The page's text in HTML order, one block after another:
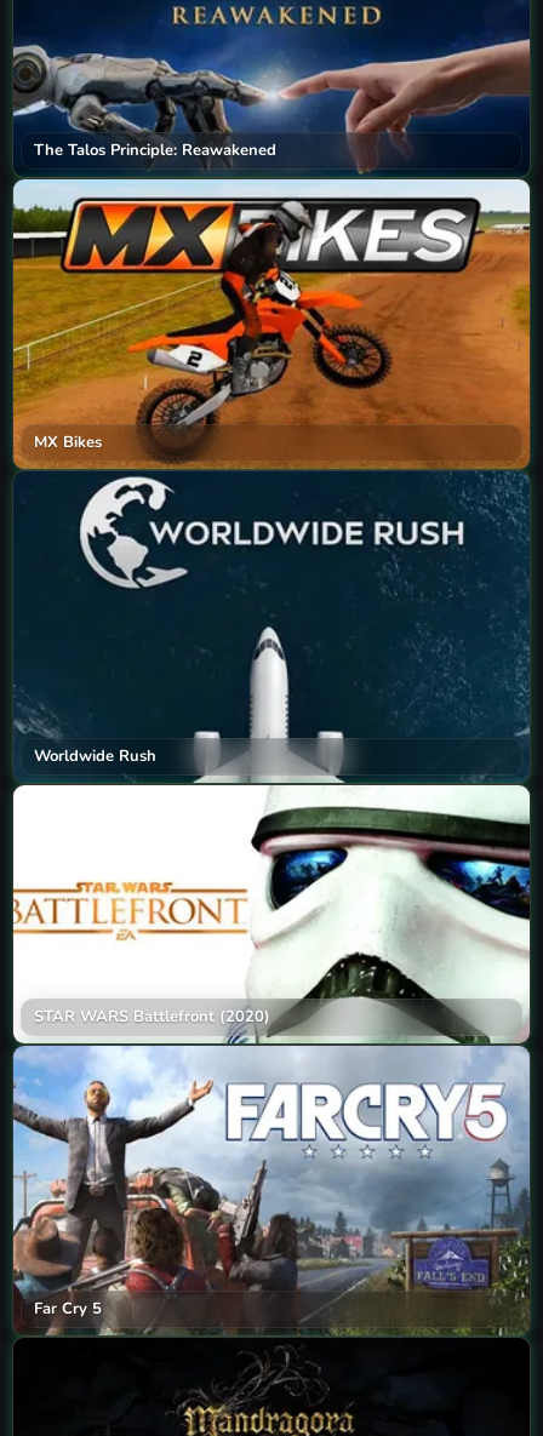
The Talos Principle: Reawakened
MX Bikes
Worldwide Rush
STAR WARS Battlefront (2020)
Far Cry 5